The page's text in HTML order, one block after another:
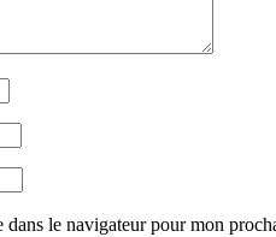
le navigateur pour mon